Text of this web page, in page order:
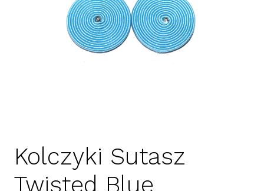
Kolczyki Sutasz
Twisted Blue